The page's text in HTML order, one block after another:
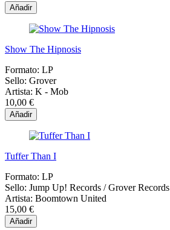
Añadir
Show The Hipnosis
Formato: LP
Sello: Grover
Artista: K - Mob
10,00 €
Añadir
Tuffer Than I
Formato: LP
Sello: Jump Up! Records ‎/ Grover Records
Artista: Boomtown United
15,00 €
Añadir